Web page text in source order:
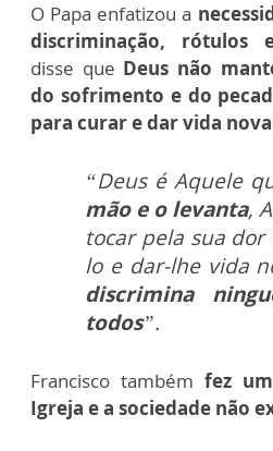
O Papa enfatizou a
discriminação, rótulos
disse que Deus não
do sofrimento e do
para curar e dar vida
“Deus é Aquele
mão e o levanta,
tocar pela sua
lo e dar-lhe vida
discrimina
todos”.
Francisco tambémfez
Igreja e a sociedade não